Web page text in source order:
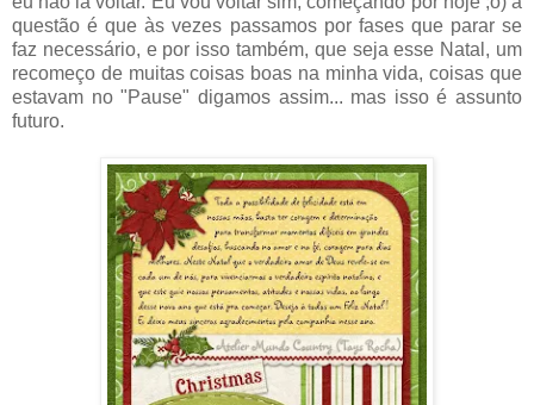
questão é que às vezes passamos por fases que parar se
faz necessário, e por isso também, que seja esse Natal, um
recomeço de muitas coisas boas na minha vida, coisas que
estavam no "Pause" digamos assim... mas isso é assunto
futuro.